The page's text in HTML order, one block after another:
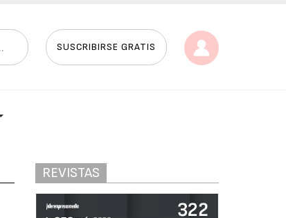
SUSCRIBIRSE GRATIS
REVISTAS